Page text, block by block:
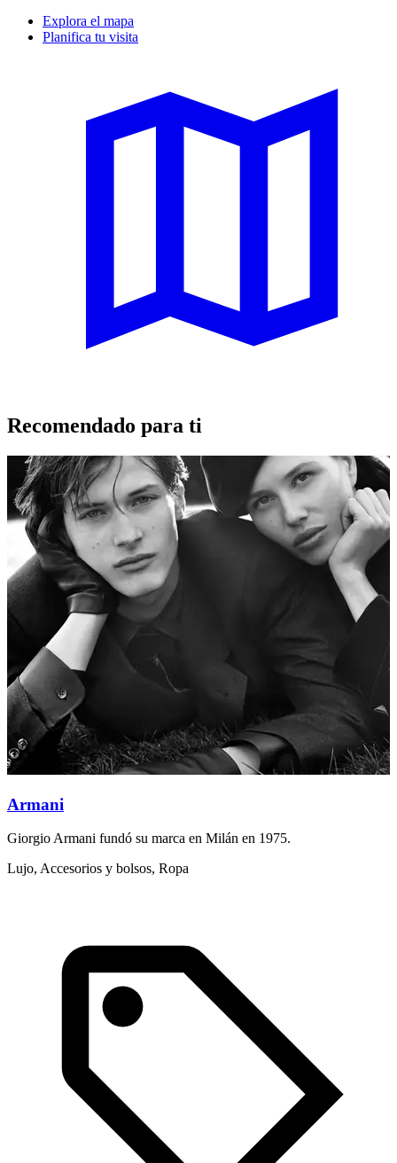
Explora el mapa
Planifica tu visita
Recomendado para ti
Armani
Giorgio Armani fundó su marca en Milán en 1975.
Lujo, Accesorios y bolsos, Ropa